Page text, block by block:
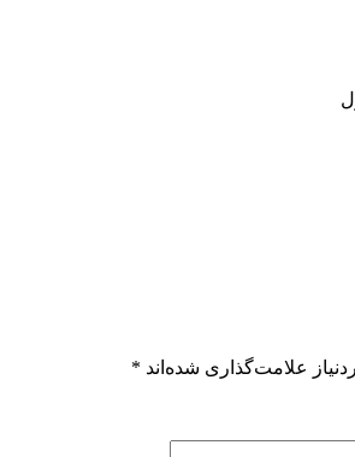
علامت‌گذاری شده‌اند *